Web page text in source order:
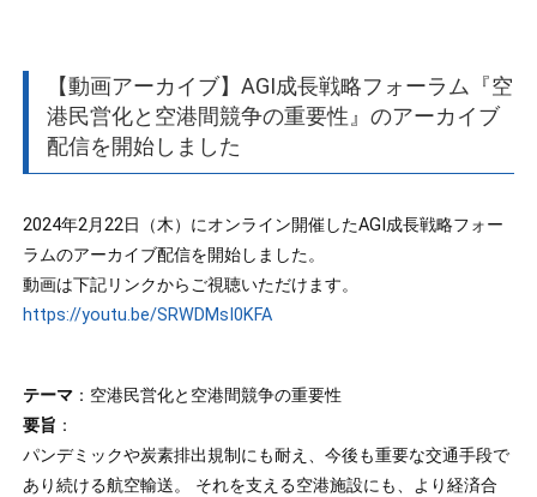
【動画アーカイブ】AGI成長戦略フォーラム『空
港民営化と空港間競争の重要性』のアーカイブ
配信を開始しました
2024年2月22日（木）にオンライン開催したAGI成長戦略フォー
ラムのアーカイブ配信を開始しました。
動画は下記リンクからご視聴いただけます。
https://youtu.be/SRWDMsI0KFA
テーマ ：空港民営化と空港間競争の重要性
要旨 ：
パンデミックや炭素排出規制にも耐え、今後も重要な交通手段で
あり続ける航空輸送。 それを支える空港施設にも、より経済合